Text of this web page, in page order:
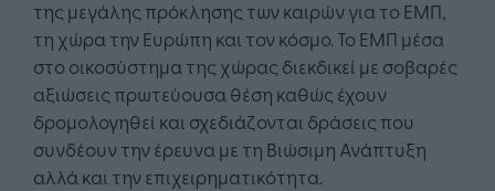
της μεγάλης πρόκλησης των καιρών για το ΕΜΠ,
τη χώρα την Ευρώπη και τον κόσμο. Το ΕΜΠ μέσα
στο οικοσύστημα της χώρας διεκδικεί με σοβαρές
αξιώσεις πρωτεύουσα θέση καθώς έχουν
δρομολογηθεί και σχεδιάζονται δράσεις που
συνδέουν την έρευνα με τη Βιώσιμη Ανάπτυξη
αλλά και την επιχειρηματικότητα.